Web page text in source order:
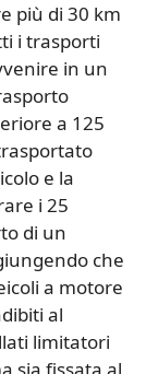
più di 30 km
i trasporti
in un
a 125
e la
i 25
di un
che
a motore
al
limitatori